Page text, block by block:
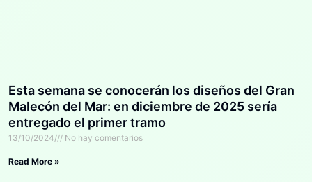
Esta semana se conocerán los diseños del Gran
Malecón del Mar: en diciembre de 2025 sería
entregado el primer tramo
13/10/2024 No hay comentarios
Read More »